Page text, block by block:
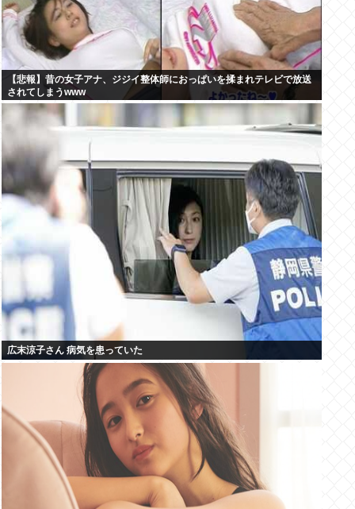
【悲報】昔の女子アナ、ジジイ整体師におっぱいを揉まれテレビで放送
されてしまうwww
広末涼子さん 病気を患っていた